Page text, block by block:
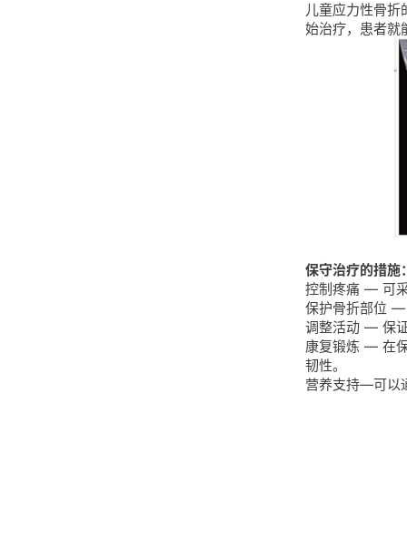
儿童应力性骨
始治疗，患者就
保守治疗的措施
控制疼痛 — 可
保护骨折部位 —
调整活动 — 保
康复锻炼 — 在
韧性。
营养支持—可以